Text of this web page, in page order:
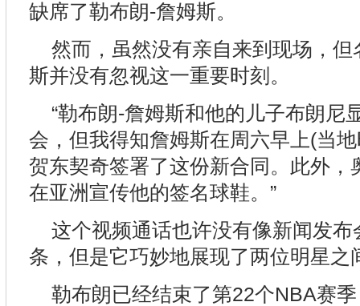
缺席了勒布朗-詹姆斯。
然而，虽然没有亲自来到现场，
斯并没有忽视这一重要时刻。
“勒布朗-詹姆斯和他的儿子布朗尼
会，但我得知詹姆斯在周六早上(当
贺东契奇签署了这份新合同。此外，
在亚洲宣传他的签名球鞋。”
这个视频通话也许没有像新闻发
条，但是它巧妙地展现了两位明星之
勒布朗已经结束了第22个NBA赛